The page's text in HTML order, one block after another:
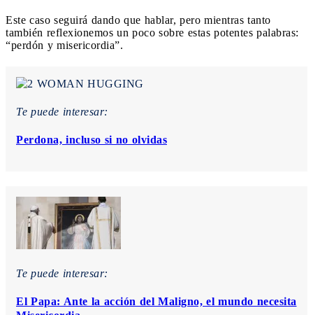
Este caso seguirá dando que hablar, pero mientras tanto
también reflexionemos un poco sobre estas potentes palabras:
“perdón y misericordia”.
Te puede interesar:
Perdona, incluso si no olvidas
Te puede interesar:
El Papa: Ante la acción del Maligno, el mundo necesita